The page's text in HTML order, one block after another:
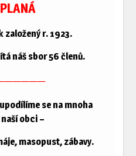
založený r. 1923.
náš sbor 56 členů.
se na mnoha
obci –
masopust, zábavy.